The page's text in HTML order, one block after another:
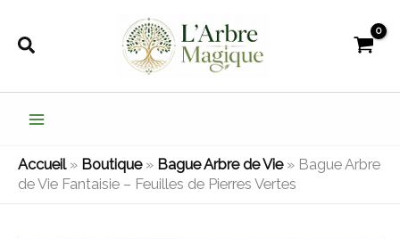
Rechercher
Accueil» Boutique» Bague Arbre de Vie» Bague Arbre
de Vie Fantaisie – Feuilles de Pierres Vertes